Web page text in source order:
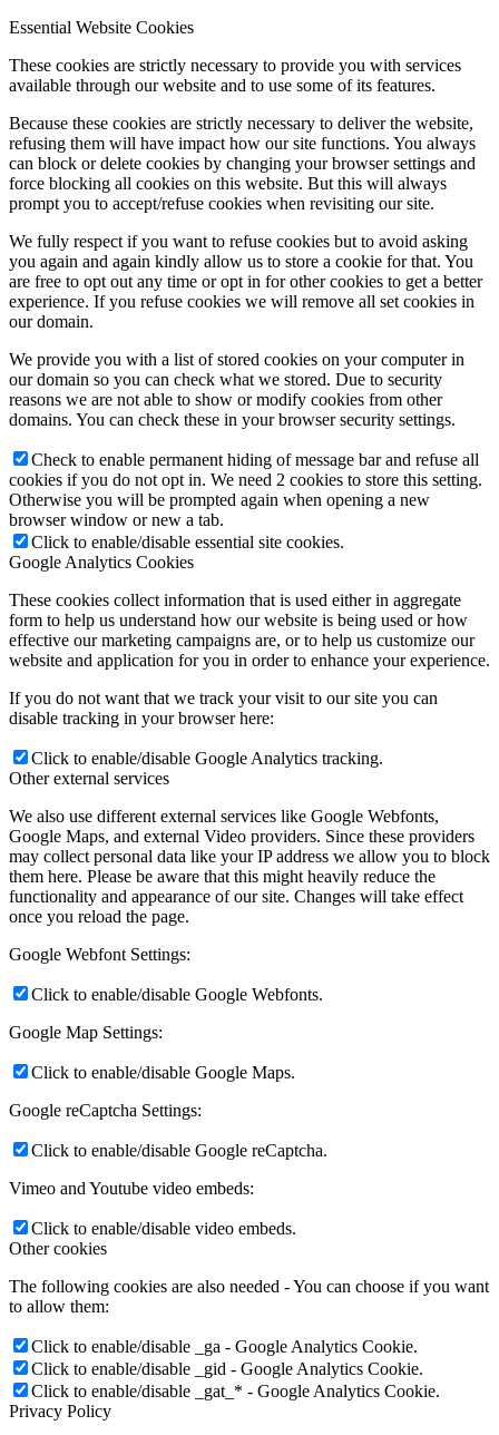
Essential Website Cookies
These cookies are strictly necessary to provide you with services
available through our website and to use some of its features.
Because these cookies are strictly necessary to deliver the website,
refusing them will have impact how our site functions. You always
can block or delete cookies by changing your browser settings and
force blocking all cookies on this website. But this will always
prompt you to accept/refuse cookies when revisiting our site.
We fully respect if you want to refuse cookies but to avoid asking
you again and again kindly allow us to store a cookie for that. You
are free to opt out any time or opt in for other cookies to get a better
experience. If you refuse cookies we will remove all set cookies in
our domain.
We provide you with a list of stored cookies on your computer in
our domain so you can check what we stored. Due to security
reasons we are not able to show or modify cookies from other
domains. You can check these in your browser security settings.
Check to enable permanent hiding of message bar and refuse all
cookies if you do not opt in. We need 2 cookies to store this setting.
Otherwise you will be prompted again when opening a new
browser window or new a tab.
Click to enable/disable essential site cookies.
Google Analytics Cookies
These cookies collect information that is used either in aggregate
form to help us understand how our website is being used or how
effective our marketing campaigns are, or to help us customize our
website and application for you in order to enhance your experience.
If you do not want that we track your visit to our site you can
disable tracking in your browser here:
Click to enable/disable Google Analytics tracking.
Other external services
We also use different external services like Google Webfonts,
Google Maps, and external Video providers. Since these providers
may collect personal data like your IP address we allow you to block
them here. Please be aware that this might heavily reduce the
functionality and appearance of our site. Changes will take effect
once you reload the page.
Google Webfont Settings:
Click to enable/disable Google Webfonts.
Google Map Settings:
Click to enable/disable Google Maps.
Google reCaptcha Settings:
Click to enable/disable Google reCaptcha.
Vimeo and Youtube video embeds:
Click to enable/disable video embeds.
Other cookies
The following cookies are also needed - You can choose if you want
to allow them:
Click to enable/disable _ga - Google Analytics Cookie.
Click to enable/disable _gid - Google Analytics Cookie.
Click to enable/disable _gat_* - Google Analytics Cookie.
Privacy Policy